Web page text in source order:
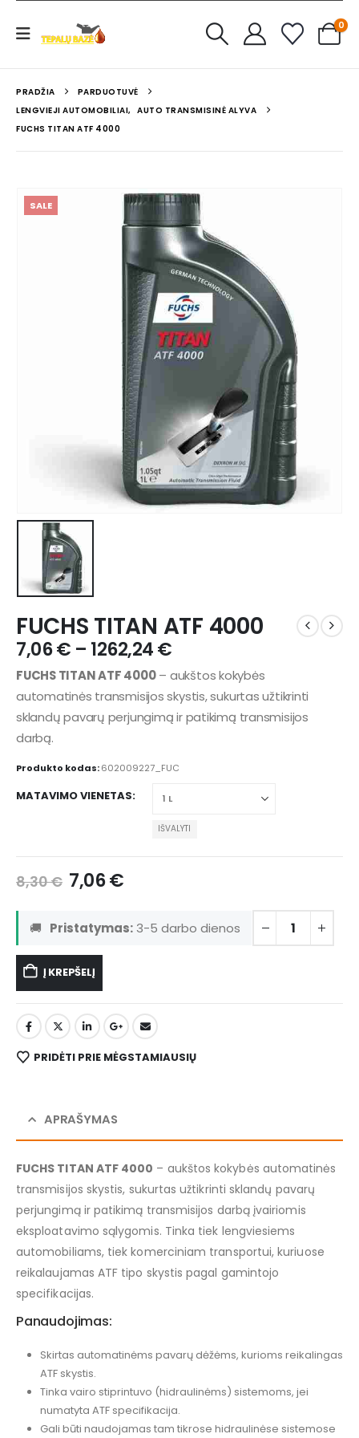
0
PRADŽIA
PARDUOTUVĖ
LENGVIEJI AUTOMOBILIAI, AUTO TRANSMISINĖ ALYVA
FUCHS TITAN ATF 4000
SALE
FUCHS TITAN ATF 4000
7,06€ – 1262,24€
FUCHS TITAN ATF 4000– aukštos kokybės
automatinės transmisijos skystis, sukurtas užtikrinti
sklandų pavarų perjungimą ir patikimą transmisijos
darbą.
Produkto kodas:602009227_FUC
MATAVIMO VIENETAS
IŠVALYTI
8,30€ 7,06€
🚚 Pristatymas: 3-5 darbo dienos
Į KREPŠELĮ
PRIDĖTI PRIE MĖGSTAMIAUSIŲ
APRAŠYMAS
FUCHS TITAN ATF 4000 – aukštos kokybės automatinės
transmisijos skystis, sukurtas užtikrinti sklandų pavarų
perjungimą ir patikimą transmisijos darbą įvairiomis
eksploatavimo sąlygomis. Tinka tiek lengviesiems
automobiliams, tiek komerciniam transportui, kuriuose
reikalaujamas ATF tipo skystis pagal gamintojo
specifikacijas.
Panaudojimas:
Skirtas automatinėms pavarų dėžėms, kurioms reikalingas
ATF skystis.
Tinka vairo stiprintuvo (hidraulinėms) sistemoms, jei
numatyta ATF specifikacija.
Gali būti naudojamas tam tikrose hidraulinėse sistemose